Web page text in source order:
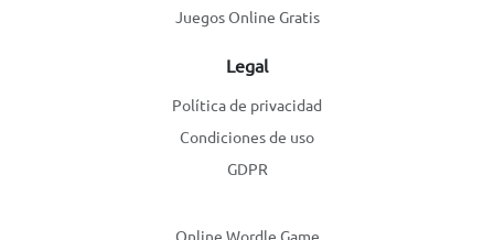
Juegos Online Gratis
Legal
Política de privacidad
Condiciones de uso
GDPR
Online Wordle Game